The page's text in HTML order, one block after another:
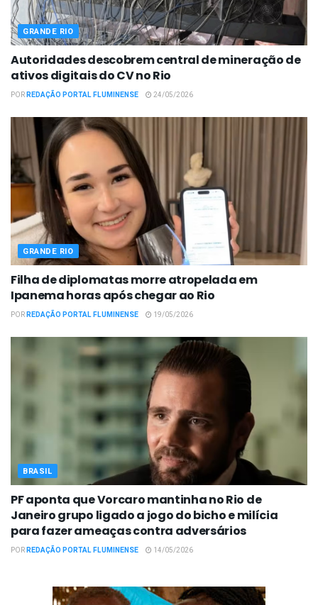
GRANDE RIO
Autoridades descobrem central de mineração de
ativos digitais do CV no Rio
PORREDAÇÃO PORTAL FLUMINENSE 24/05/2026
GRANDE RIO
Filha de diplomatas morre atropelada em
Ipanema horas após chegar ao Rio
PORREDAÇÃO PORTAL FLUMINENSE 19/05/2026
BRASIL
PF aponta que Vorcaro mantinha no Rio de
Janeiro grupo ligado a jogo do bicho e milícia
para fazer ameaças contra adversários
PORREDAÇÃO PORTAL FLUMINENSE 14/05/2026